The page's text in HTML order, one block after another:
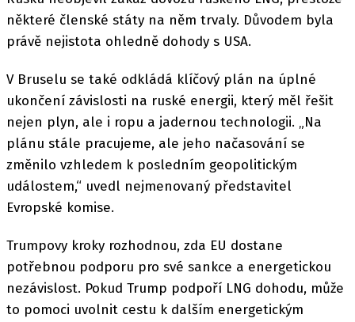
některé členské státy na něm trvaly. Důvodem byla
právě nejistota ohledně dohody s USA.
V Bruselu se také odkládá klíčový plán na úplné
ukončení závislosti na ruské energii, který měl řešit
nejen plyn, ale i ropu a jadernou technologii. „Na
plánu stále pracujeme, ale jeho načasování se
změnilo vzhledem k posledním geopolitickým
událostem,“ uvedl nejmenovaný představitel
Evropské komise.
Trumpovy kroky rozhodnou, zda EU dostane
potřebnou podporu pro své sankce a energetickou
nezávislost. Pokud Trump podpoří LNG dohodu, může
to pomoci uvolnit cestu k dalším energetickým